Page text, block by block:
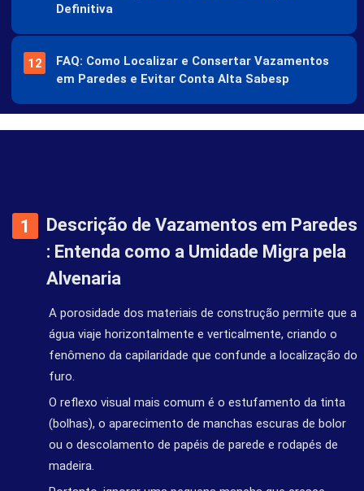
Definitiva
FAQ: Como Localizar e Consertar Vazamentos
em Paredes e Evitar Conta Alta Sabesp
Descrição de Vazamentos em Paredes
: Entenda como a Umidade Migra pela
Alvenaria
A porosidade dos materiais de construção permite que a
água viaje horizontalmente e verticalmente, criando o
fenômeno da capilaridade que confunde a localização do
furo.
O reflexo visual mais comum é o estufamento da tinta
(bolhas), o aparecimento de manchas escuras de bolor
ou o descolamento de papéis de parede e rodapés de
madeira.